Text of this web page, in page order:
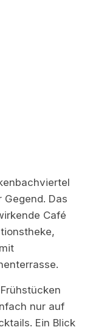
Das
Café
nur auf
Ein Blick